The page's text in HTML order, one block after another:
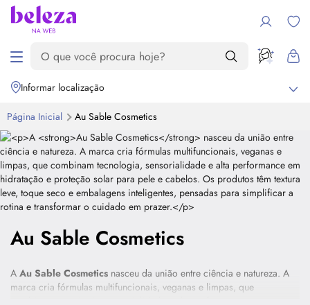
Informar localização
Página Inicial Au Sable Cosmetics
Au Sable Cosmetics
AAu Sable Cosmetics nasceu da união entre ciência e natureza. A
marca cria fórmulas multifuncionais, veganas e limpas, que